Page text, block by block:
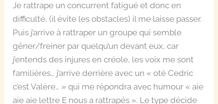
Je rattrape un concurrent fatigué et donc en
difficulté, (il évite les obstacles) il me laisse passer.
Puis j’arrive à rattraper un groupe qui semble
gêner/freiner par quelqu’un devant eux, car
j’entends des injures en créole, les voix me sont
familières… j’arrive derrière avec un « oté Cedric
c’est Valère… » qui me répondra avec humour « aie
aie aie lettre E nous a rattrapés ». Le type décide